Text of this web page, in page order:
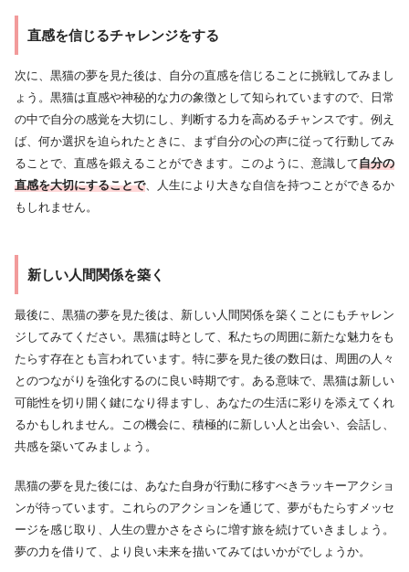
直感を信じるチャレンジをする
次に、黒猫の夢を見た後は、自分の直感を信じることに挑戦してみまし
ょう。黒猫は直感や神秘的な力の象徴として知られていますので、日常
の中で自分の感覚を大切にし、判断する力を高めるチャンスです。例え
ば、何か選択を迫られたときに、まず自分の心の声に従って行動してみ
ることで、直感を鍛えることができます。このように、意識して自分の
直感を大切にすることで、人生により大きな自信を持つことができるか
もしれません。
新しい人間関係を築く
最後に、黒猫の夢を見た後は、新しい人間関係を築くことにもチャレン
ジしてみてください。黒猫は時として、私たちの周囲に新たな魅力をも
たらす存在とも言われています。特に夢を見た後の数日は、周囲の人々
とのつながりを強化するのに良い時期です。ある意味で、黒猫は新しい
可能性を切り開く鍵になり得ますし、あなたの生活に彩りを添えてくれ
るかもしれません。この機会に、積極的に新しい人と出会い、会話し、
共感を築いてみましょう。
黒猫の夢を見た後には、あなた自身が行動に移すべきラッキーアクショ
ンが待っています。これらのアクションを通じて、夢がもたらすメッセ
ージを感じ取り、人生の豊かさをさらに増す旅を続けていきましょう。
夢の力を借りて、より良い未来を描いてみてはいかがでしょうか。